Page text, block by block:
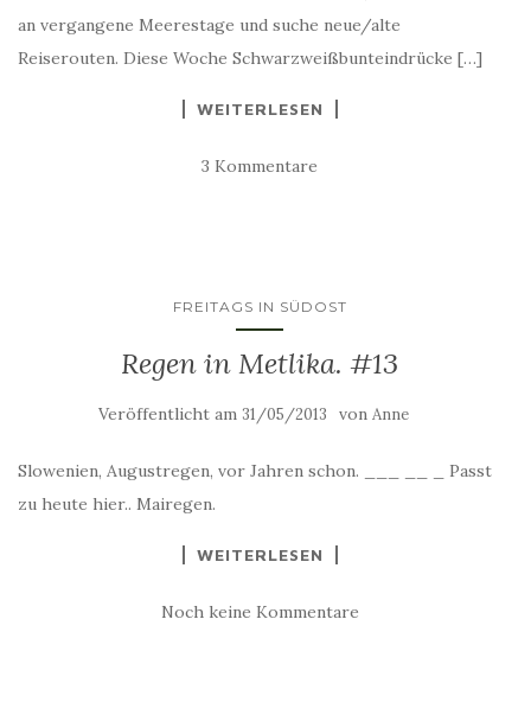
an vergangene Meerestage und suche neue/alte
Reiserouten. Diese Woche Schwarzweißbunteindrücke […]
WEITERLESEN
3 Kommentare
FREITAGS IN SÜDOST
Regen in Metlika. #13
Veröffentlicht am 31/05/2013 von Anne
Slowenien, Augustregen, vor Jahren schon. ___ __ _ Passt
zu heute hier.. Mairegen.
WEITERLESEN
Noch keine Kommentare